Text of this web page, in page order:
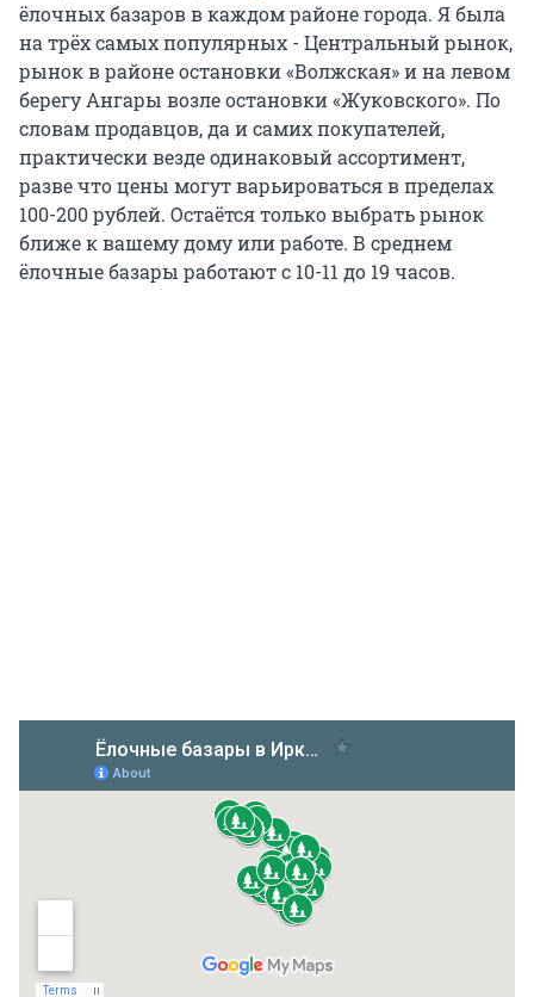
ёлочных базаров в каждом районе города. Я была
на трёх самых популярных - Центральный рынок,
рынок в районе остановки «Волжская» и на левом
берегу Ангары возле остановки «Жуковского». По
словам продавцов, да и самих покупателей,
практически везде одинаковый ассортимент,
разве что цены могут варьироваться в пределах
100-200 рублей. Остаётся только выбрать рынок
ближе к вашему дому или работе. В среднем
ёлочные базары работают с 10-11 до 19 часов.